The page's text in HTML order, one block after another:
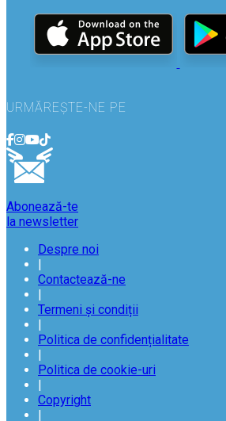
URMĂREȘTE-NE PE
Abonează-te
la newsletter
Despre noi
|
Contactează-ne
|
Termeni și condiții
|
Politica de confidențialitate
|
Politica de cookie-uri
|
Copyright
|